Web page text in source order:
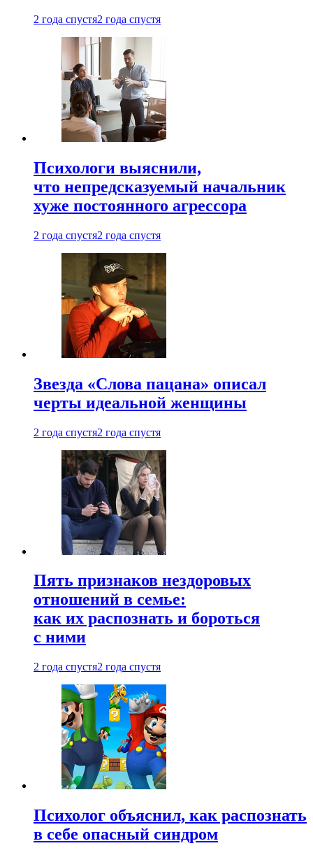
2 года спустя2 года спустя
Психологи выяснили,
что непредсказуемый начальник
хуже постоянного агрессора
2 года спустя2 года спустя
Звезда «Слова пацана» описал
черты идеальной женщины
2 года спустя2 года спустя
Пять признаков нездоровых
отношений в семье:
как их распознать и бороться
с ними
2 года спустя2 года спустя
Психолог объяснил, как распознать
в себе опасный синдром